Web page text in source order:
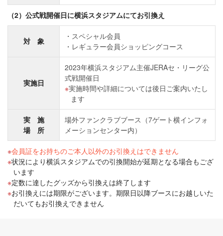
（2）公式戦開催日に横浜スタジアムにてお引換え
対 象
スペシャル会員
レギュラー会員ショッピングコース
実施日
2023年横浜スタジアム主催JERAセ・リーグ公
式戦開催日
実施時間や詳細については後日ご案内いたし
ます
実 施
場 所
場外ファンクラブブース（7ゲート横インフォ
メーションセンター内）
会員証をお持ちのご本人以外のお引換えはできません
状況により横浜スタジアムでの引換開始が延期となる場合もござ
います
定数に達したグッズから引換えは終了します
お引換えには期限がございます。期限日以降ブースにお越しいた
だいてもお引換えできません